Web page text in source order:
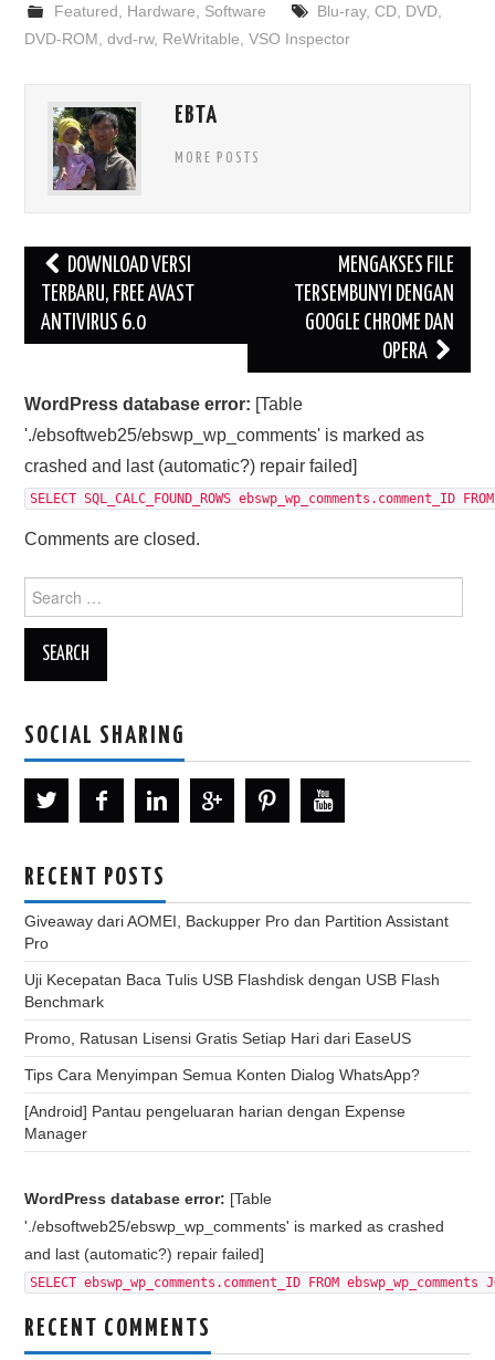
Featured Hardware Software Blu-ray, CD, DVD,
DVD-ROM ,dvd-rw, ReWritable ,VSO Inspector
EBTA
MORE POSTS
Post
navigation
DOWNLOAD VERSI
TERBARU, FREE AVAST
ANTIVIRUS 6.0
MENGAKSES FILE
TERSEMBUNYI DENGAN
GOOGLE CHROME DAN
OPERA
WordPress database error: [Table
'./ebsoftweb25/ebswp_wp_comments' is marked as
crashed and last (automatic?) repair failed]
SELECT SQL_CALC_FOUND_ROWS
Comments are closed.
for:
SOCIAL SHARING
RECENT POSTS
Giveaway dari AOMEI, Backupper Pro dan Partition Assistant
Pro
Uji Kecepatan Baca Tulis USB Flashdisk dengan USB Flash
Benchmark
Promo, Ratusan Lisensi Gratis Setiap Hari dari EaseUS
Tips Cara Menyimpan Semua Konten Dialog WhatsApp?
[Android] Pantau pengeluaran harian dengan Expense
Manager
WordPress database error: [Table
'./ebsoftweb25/ebswp_wp_comments' is marked as crashed
and last (automatic?) repair failed]
SELECT ebswp_wp_comments.comment_ID FROM
RECENT COMMENTS